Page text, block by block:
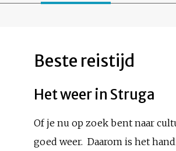
Beste reistijd
Het weer in Struga
Of je nu op zoek bent naar
goed weer. Daarom is het